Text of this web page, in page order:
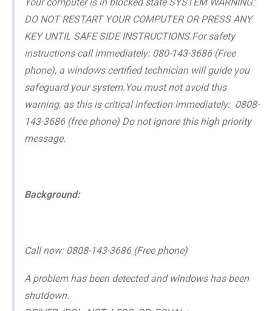
DO NOT RESTART YOUR COMPUTER OR PRESS ANY
KEY UNTIL SAFE SIDE INSTRUCTIONS.For safety
instructions call immediately: 080-143-3686 (Free
phone), a windows certified technician will guide you
safeguard your system.You must not avoid this
warning, as this is critical infection immediately: 0808-
143-3686 (free phone) Do not ignore this high priority
message.
Background:
Call now: 0808-143-3686 (Free phone)
A problem has been detected and windows has been
shutdown.